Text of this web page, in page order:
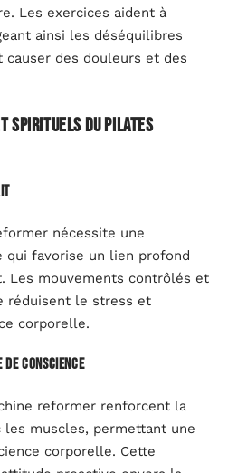
Les exercices aident à
ainsi les déséquilibres
causer des douleurs et des
spirituels du pilates
nécessite une
qui favorise un lien profond
Les mouvements contrôlés et
réduisent le stress et
corporelle.
conscience
reformer renforcent la
les muscles, permettant une
corporelle. Cette